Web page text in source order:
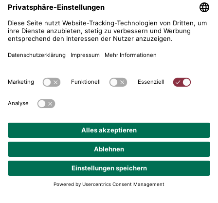
telent GmbH
Gerberstraße 34, 71522 Backnang
+49 (0) 7191 900 - 2202
© 2026 telent GmbH. Alle Rechte vorbehalten.
Datenschutz Impressum AGB Cookie-Einstellungen